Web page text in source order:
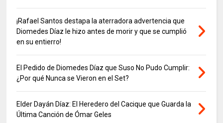
¡Rafael Santos destapa la aterradora advertencia que
Diomedes Díaz le hizo antes de morir y que se cumplió
en su entierro!
El Pedido de Diomedes Díaz que Suso No Pudo Cumplir:
¿Por qué Nunca se Vieron en el Set?
Elder Dayán Díaz: El Heredero del Cacique que Guarda la
Última Canción de Ómar Geles